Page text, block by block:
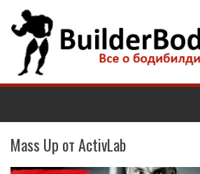
Наверх
Mass Up от ActivLab